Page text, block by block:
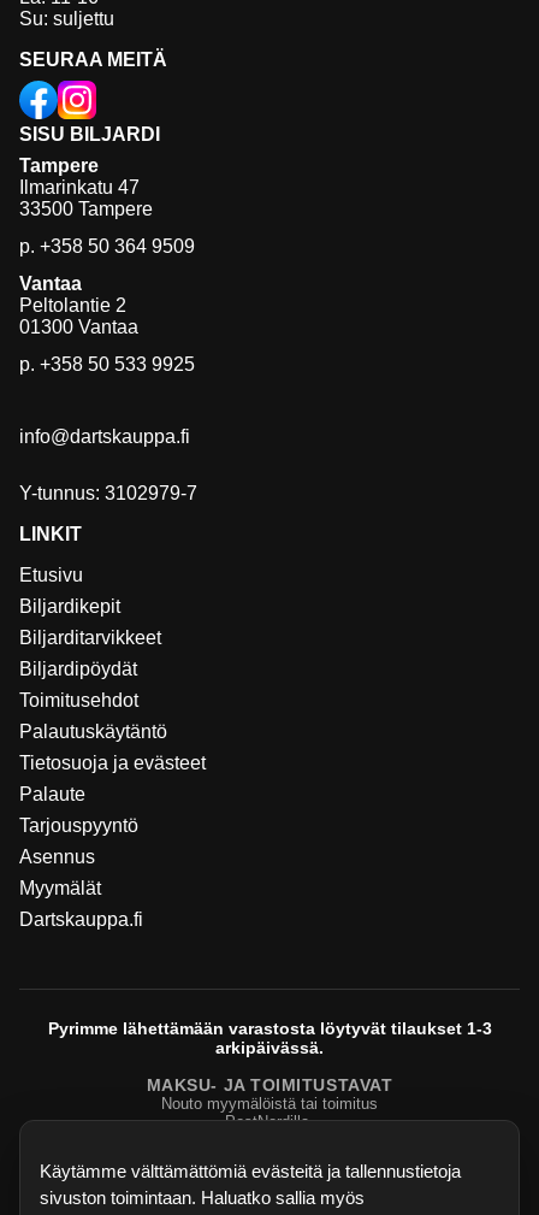
SISU BILJARDI
Tampere
Ilmarinkatu 47
33500 Tampere
p. +358 50 364 9509
Vantaa
Peltolantie 2
01300 Vantaa
p. +358 50 533 9925
info@dartskauppa.fi
Y-tunnus: 3102979-7
SEURAA MEITÄ
LINKIT
Etusivu
Biljardikepit
Biljarditarvikkeet
Biljardipöydät
Toimitusehdot
Palautuskäytäntö
Tietosuoja ja evästeet
Palaute
Tarjouspyyntö
Asennus
Myymälät
Dartskauppa.fi
Su: suljettu
Pyrimme lähettämään varastosta löytyvät tilaukset 1-3
arkipäivässä.
MAKSU- JA TOIMITUSTAVAT
Nouto myymälöistä tai toimitus
PostNordilla.
Evasteasetukset
Käytämme välttämättömiä evästeitä ja tallennustietoja
sivuston toimintaan. Haluatko sallia myös